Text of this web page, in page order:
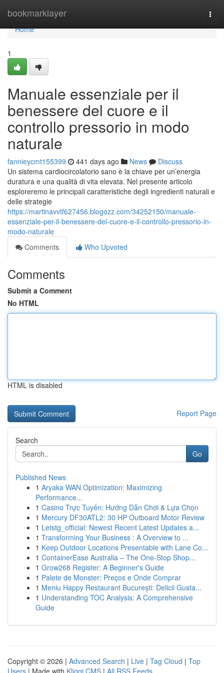
bookmarklayer
Home
Home
1
Manuale essenziale per il
benessere del cuore e il
controllo pressorio in modo
naturale
fannieycmt155399 441 days ago News
Discuss
Un sistema cardiocircolatorio sano è la chiave per un’energia
duratura e una qualità di vita elevata. Nel presente articolo
esploreremo le principali caratteristiche degli ingredienti naturali e
delle strategie
https://martinavvtf627456.blogozz.com/34252150/manuale-
essenziale-per-il-benessere-del-cuore-e-il-controllo-pressorio-in-
modo-naturale
Comments
Who Upvoted
Comments
Submit a Comment
No HTML
HTML is disabled
Report Page
Search
Go
Published News
1 Aryaka WAN Optimization: Maximizing
Performance...
1 Casino Trực Tuyến: Hướng Dẫn Chơi & Lựa Chọn
1 Mercury DF30ATL2: 30 HP Outboard Motor Review
1 Letstg_official: Newest Recent Latest Updates a...
1 Transforming Your Business : A Overview to ...
1 Keep Outdoor Locations Presentable with Lane Co...
1 ContainerEase Australia – The One-Stop Shop...
1 Grow268 Register: A Beginner's Guide
1 Palete de Monster: Preços e Onde Comprar
1 Meniu Happy Restaurant București: Delicii Gusta...
1 Understanding TOC Analysis: A Comprehensive
Guide
Copyright © 2026 | Advanced Search | Live | Tag Cloud | Top
Users | Made with Kliqqi CMS | All RSS Feeds